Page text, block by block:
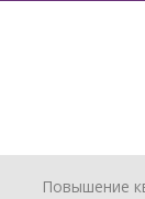
Повышение